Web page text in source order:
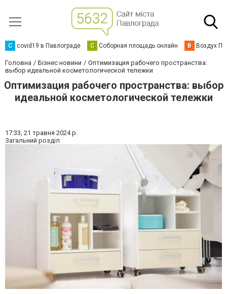
C covid19 в Павлограде С Соборная площадь онлайн В Воздух
Головна Бізнес новини
Оптимизация рабочего пространства:
выбор идеальной косметологической тележки
Оптимизация рабочего пространства: выбор
идеальной косметологической тележки
17:33, 21 травня 2024 р.
Загальний розділ